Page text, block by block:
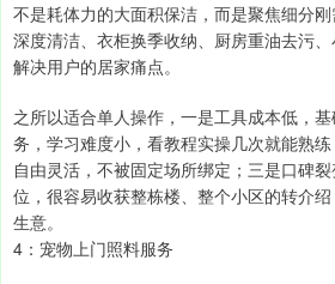
不是耗体力的大面积保洁，而是聚焦细分
深度清洁、衣柜换季收纳、厨房重油去污
解决用户的居家痛点。
之所以适合单人操作，一是工具成本低，
务，学习难度小，看教程实操几次就能熟
自由灵活，不被固定场所绑定；三是口碑
位，很容易收获整栋楼、整个小区的转介
生意。
4：宠物上门照料服务